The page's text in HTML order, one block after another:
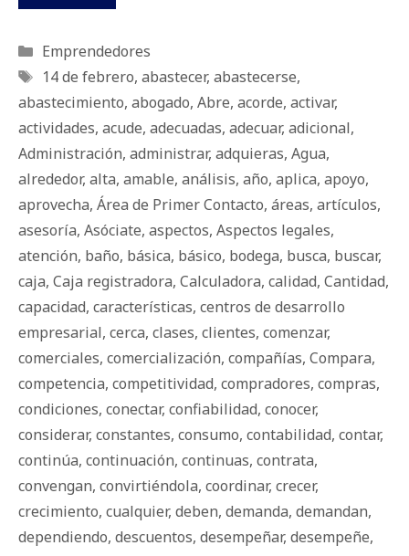
Categorías
Emprendedores
Etiquetas
14 de febrero, abastecer, abastecerse,
abastecimiento, abogado, Abre, acorde, activar,
actividades, acude, adecuadas, adecuar, adicional,
Administración, administrar, adquieras, Agua,
alrededor, alta, amable, análisis, año, aplica, apoyo,
aprovecha, Área de Primer Contacto, áreas, artículos,
asesoría, Asóciate, aspectos, Aspectos legales,
atención, baño, básica, básico, bodega, busca, buscar,
caja, Caja registradora, Calculadora, calidad, Cantidad,
capacidad, características, centros de desarrollo
empresarial, cerca, clases, clientes, comenzar,
comerciales, comercialización, compañías, Compara,
competencia, competitividad, compradores, compras,
condiciones, conectar, confiabilidad, conocer,
considerar, constantes, consumo, contabilidad, contar,
continúa, continuación, continuas, contrata,
convengan, convirtiéndola, coordinar, crecer,
crecimiento, cualquier, deben, demanda, demandan,
dependiendo, descuentos, desempeñar, desempeñe,